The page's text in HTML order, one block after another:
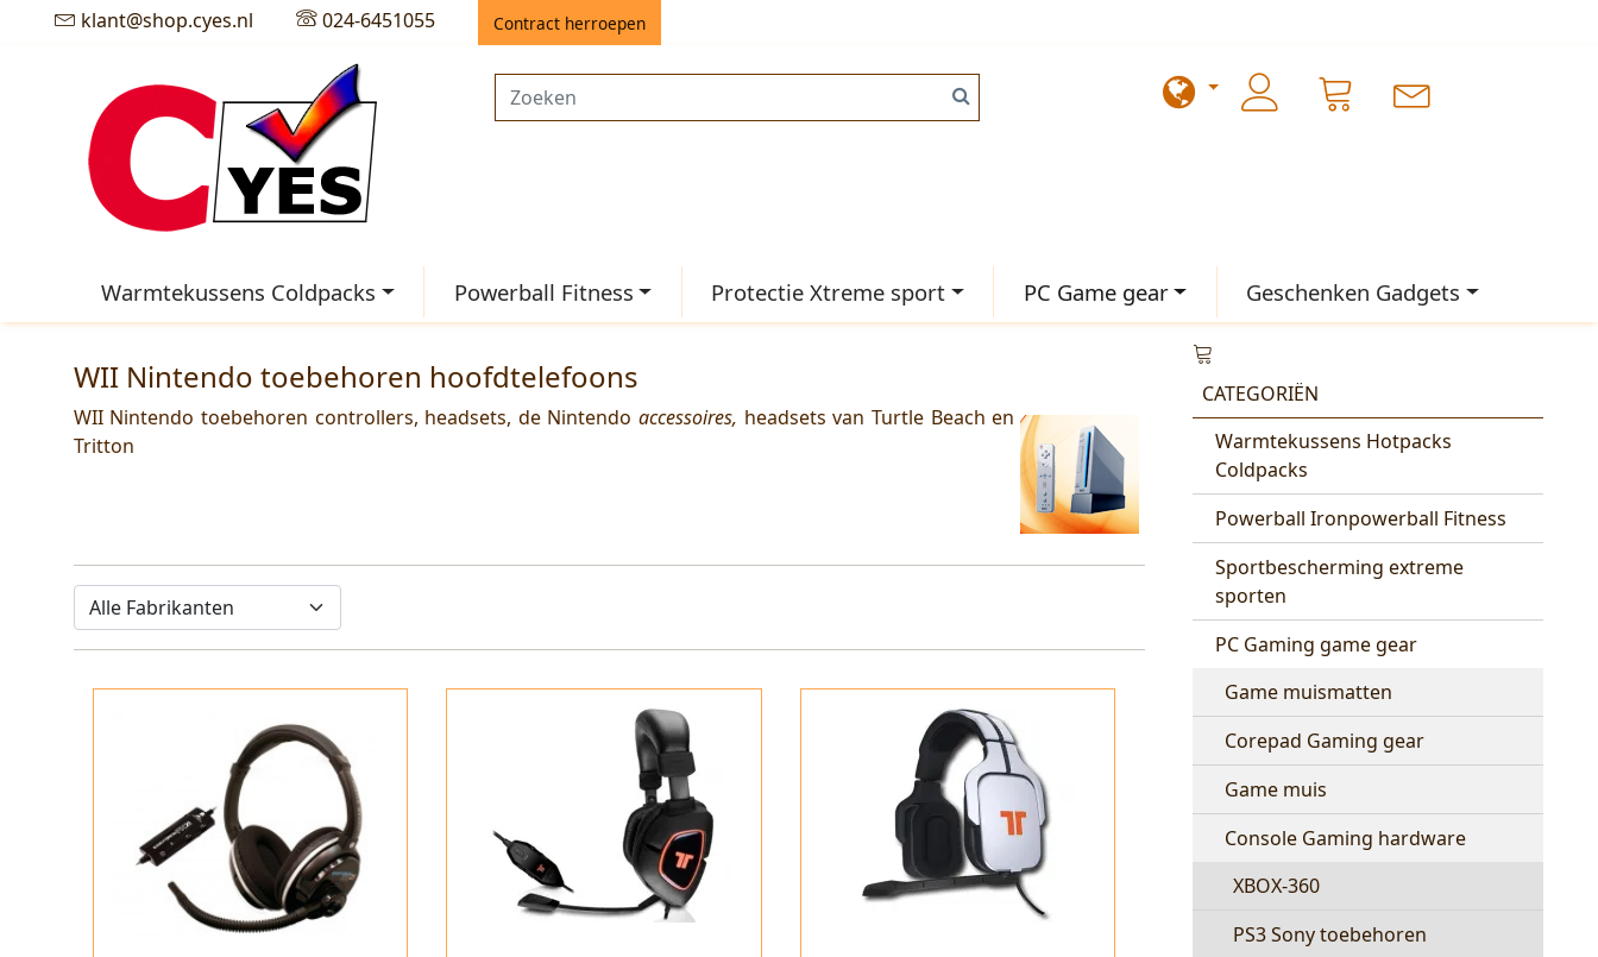
klant@shop.cyes.nl 024-6451055 Contract herroepen
Warmtekussens Coldpacks Powerball Fitness Protectie Xtreme sport PC Game gear Geschenken Gadgets
WII Nintendo toebehoren hoofdtelefoons
WII Nintendo toebehoren controllers, headsets, de Nintendoaccessoires, headsets van Turtle Beach en
Tritton
CATEGORIËN
Warmtekussens Hotpacks
Coldpacks
Powerball Ironpowerball Fitness
Sportbescherming extreme
sporten
PC Gaming game gear
Game muismatten
Corepad Gaming gear
Game muis
Console Gaming hardware
XBOX-360
PS3 Sony toebehoren